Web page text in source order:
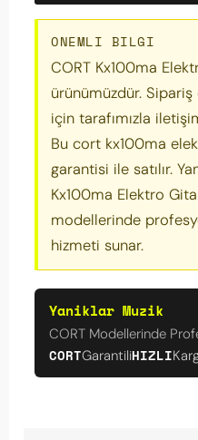
ONEMLI BILGI
CORT Kx100ma
ürünümüzdür.
için tarafımızla
Bu cort kx100ma
garantisi ile satılır.
Kx100ma Elektro
modellerinde
hizmeti sunar.
Yaniklar Muzik
CORT Modellerinde
CORTGarantiliHIZLI